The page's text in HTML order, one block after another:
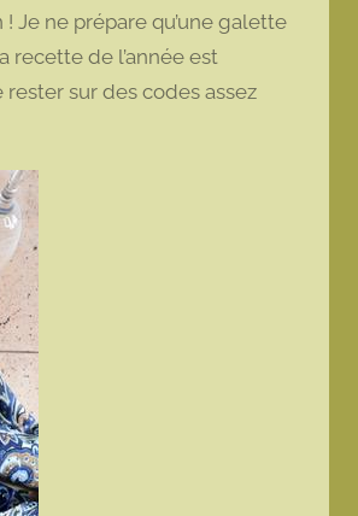
Je ne prépare qu’une galette
recette de l’année est
rester sur des codes assez